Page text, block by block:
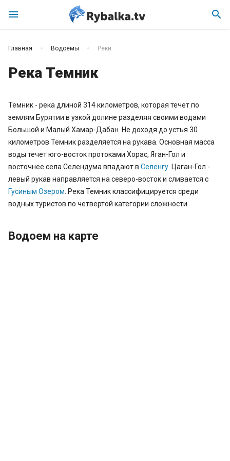
menu search
Главная Водоемы Реки
Река Темник
Темник - река длиной 314 километров, которая течет по
землям Бурятии в узкой долине разделяя своими водами
Большой и Малый Хамар-Дабан. Не доходя до устья 30
километров Темник разделяется на рукава. Основная масса
воды течет юго-восток протоками Хорас, Яган-Гол и
восточнее села Селендума впадают в Селенгу . Цаган-Гол -
левый рукав направляется на северо-восток и сливается с
Гусиным Озером . Река Темник классифицируется среди
водных туристов по четвертой категории сложности.
Водоем на карте